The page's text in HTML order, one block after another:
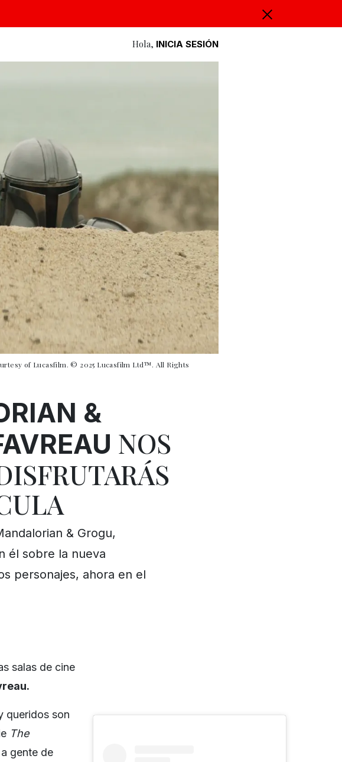
Hola, INICIA SESIÓN
of Lucasfilm. © 2025 Lucasfilm Ltd™. All Rights
&
NOS
& Grogu,
él sobre la nueva
personajes, ahora en el
salas de cine
queridos son
The
gente de